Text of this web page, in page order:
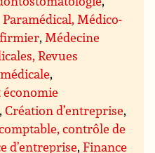
Paramédical, Médico-
, Médecine
Revues
,
,Création d’entreprise,
contrôle de
d’entreprise,Finance